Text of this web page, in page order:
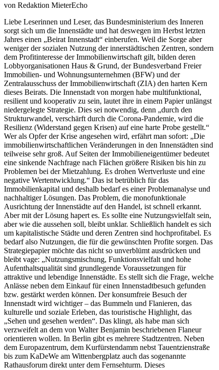
von Redaktion MieterEcho
Liebe Leserinnen und Leser, das Bundesministerium des Inneren
sorgt sich um die Innenstädte und hat deswegen im Herbst letzten
Jahres einen „Beirat Innenstadt“ einberufen. Weil die Sorge aber
weniger der sozialen Nutzung der innerstädtischen Zentren, sondern
dem Profitinteresse der Immobilienwirtschaft gilt, bilden deren
Lobbyorganisationen Haus & Grund, der Bundesverband Freier
Immobilien- und Wohnungsunternehmen (BFW) und der
Zentralausschuss der Immobilienwirtschaft (ZIA) den harten Kern
dieses Beirats. Die Innenstadt von morgen habe multifunktional,
resilient und kooperativ zu sein, lautet ihre in einem Papier unlängst
niedergelegte Strategie. Dies sei notwendig, denn „durch den
Strukturwandel, verschärft durch die Corona-Pandemie, wird die
Resilienz (Widerstand gegen Krisen) auf eine harte Probe gestellt.“
Wer als Opfer der Krise angesehen wird, erfährt man sofort: „Die
immobilienwirtschaftlichen Veränderungen in den Innenstädten sind
teilweise sehr groß. Auf Seiten der Immobilieneigentümer bedeutet
eine sinkende Nachfrage nach Flächen größere Risiken bis hin zu
Problemen bei der Mietzahlung. Es drohen Wertverluste und eine
negative Wertentwicklung.“ Das ist betrüblich für das
Immobilienkapital und deshalb bedarf es einer Problemanalyse und
nachhaltiger Lösungen. Das Problem, die monofunktionale
Ausrichtung der Innenstädte auf den Handel, ist schnell erkannt.
Aber mit der Lösung hapert es. Es sollte eine Nutzungsvielfalt sein,
aber wie die aussehen soll, bleibt unklar. Schließlich handelt es sich
um kapitalistische Städte und deren Zentren sind hochprofitabel. Es
bedarf also Nutzungen, die für die gewünschten Profite sorgen. Das
Strategiepapier möchte das nicht so unverblümt ausdrücken und
bleibt vage: „Nutzungsmischung, Funktionsvielfalt und hohe
Aufenthaltsqualität sind grundlegende Voraussetzungen für
attraktive und lebendige Innenstädte. Es stellt sich die Frage, welche
Anlässe neben dem Einkauf für einen Innenstadtbesuch gefunden
bzw. gestärkt werden können. Der konsumfreie Besuch der
Innenstadt wird wichtiger – das Bummeln und Flanieren, das
kulturelle und soziale Erleben, das touristische Highlight, das
„Sehen und gesehen werden“. Das klingt, als habe man sich
verzweifelt an dem von Walter Benjamin beschriebenen Flaneur
orientieren wollen. In Berlin gibt es mehrere Stadtzentren. Neben
dem Europazentrum, dem Kurfürstendamm nebst Tauentzienstraße
bis zum KaDeWe am Wittenbergplatz auch das sogenannte
Rathausforum direkt unter dem Fernsehturm. Dieses